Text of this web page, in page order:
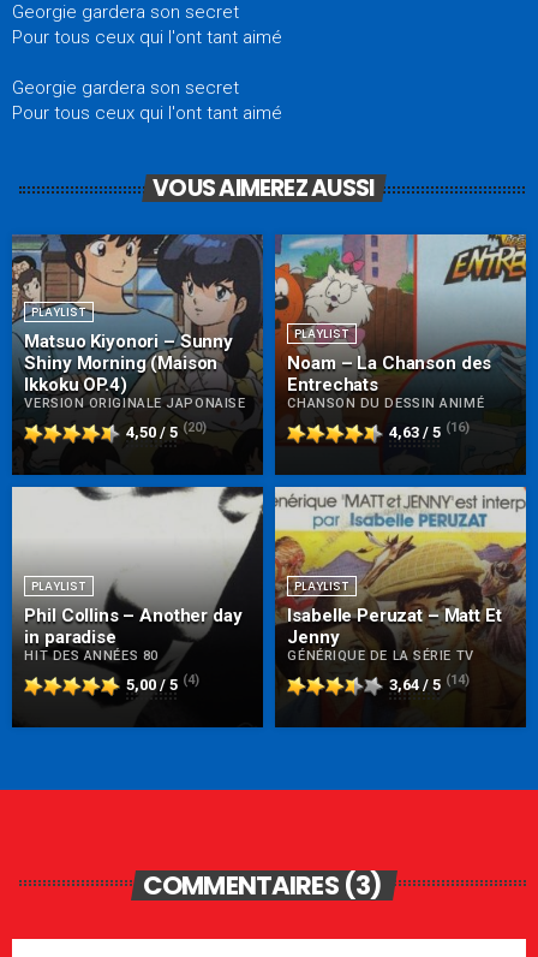
Georgie gardera son secret
Pour tous ceux qui l'ont tant aimé
Georgie gardera son secret
Pour tous ceux qui l'ont tant aimé
VOUS AIMEREZ AUSSI
PLAYLIST
Matsuo Kiyonori – Sunny
Shiny Morning (Maison
Ikkoku OP.4)
VERSION ORIGINALE JAPONAISE
4,50 / 5 (20)
PLAYLIST
Noam – La Chanson des
Entrechats
CHANSON DU DESSIN ANIMÉ
4,63 / 5 (16)
PLAYLIST
Phil Collins – Another day
in paradise
HIT DES ANNÉES 80
5,00 / 5 (4)
PLAYLIST
Isabelle Peruzat – Matt Et
Jenny
GÉNÉRIQUE DE LA SÉRIE TV
3,64 / 5 (14)
COMMENTAIRES (3)